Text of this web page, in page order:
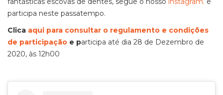
participa neste passatempo.
Clica aqui para consultar o regulamento e condições
de participação e participa até dia 28 de Dezembro de
2020, às 12h00